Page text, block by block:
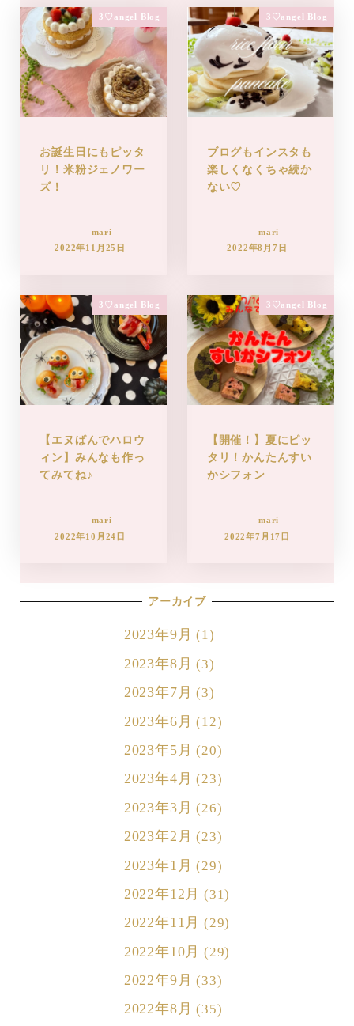
3♡angel Blog
お誕生日にもピッタ
リ！米粉ジェノワー
ズ！
mari
2022年11月25日
3♡angel Blog
ブログもインスタも
楽しくなくちゃ続か
ない♡
mari
2022年8月7日
3♡angel Blog
【エヌぱんでハロウ
ィン】みんなも作っ
てみてね♪
mari
2022年10月24日
3♡angel Blog
【開催！】夏にピッ
タリ！かんたんすい
かシフォン
mari
2022年7月17日
アーカイブ
2023年9月 (1)
2023年8月 (3)
2023年7月 (3)
2023年6月 (12)
2023年5月 (20)
2023年4月 (23)
2023年3月 (26)
2023年2月 (23)
2023年1月 (29)
2022年12月 (31)
2022年11月 (29)
2022年10月 (29)
2022年9月 (33)
2022年8月 (35)